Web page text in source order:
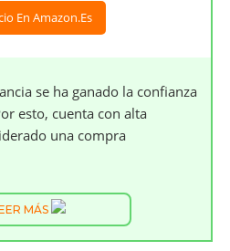
En Amazon.es
se ha ganado la confianza
esto, cuenta con alta
una compra
MÁS